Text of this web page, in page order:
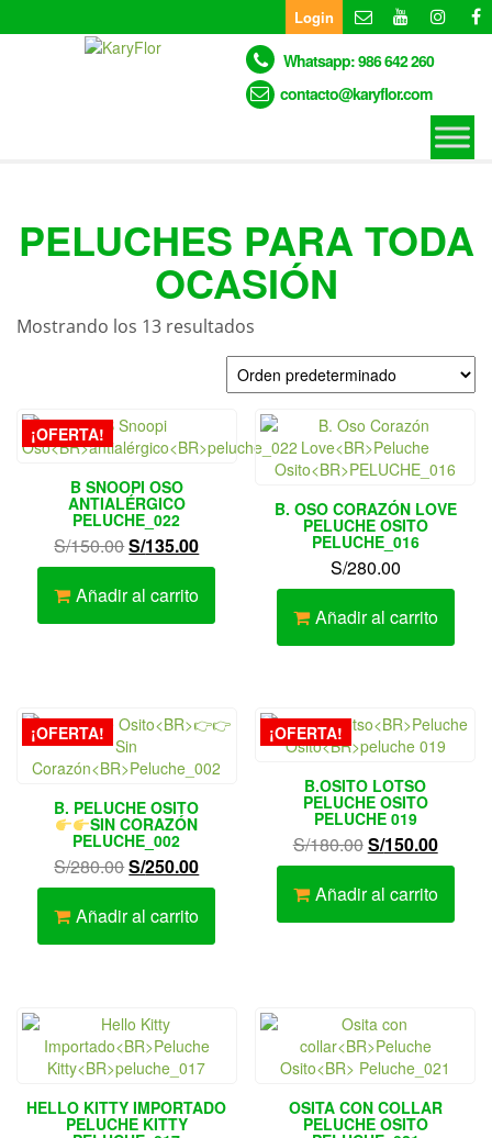
to
Login
Whatsapp: 986 642 260
contacto@karyflor.com
PELUCHES PARA TODA
OCASIÓN
Mostrando los 13 resultados
¡OFERTA!
B SNOOPI OSO
ANTIALÉRGICO
PELUCHE_022
S/150.00El
precio
original
S/135.00El
precio
actual
es:
Añadir al carrito
B. OSO CORAZÓN LOVE
PELUCHE OSITO
PELUCHE_016
S/280.00
Añadir al carrito
¡OFERTA!
B. PELUCHE OSITO
SIN CORAZÓN
PELUCHE_002
S/280.00El
precio
original
S/250.00El
precio
actual
es:
Añadir al carrito
¡OFERTA!
B.OSITO LOTSO
PELUCHE OSITO
PELUCHE 019
S/180.00El
precio
original
S/150.00El
precio
actual
es:
Añadir al carrito
HELLO KITTY IMPORTADO
PELUCHE KITTY
OSITA CON COLLAR
PELUCHE OSITO